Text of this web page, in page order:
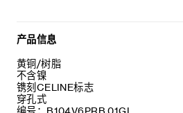
产品信息
黄铜/树脂
不含镍
镌刻CELINE标志
穿孔式